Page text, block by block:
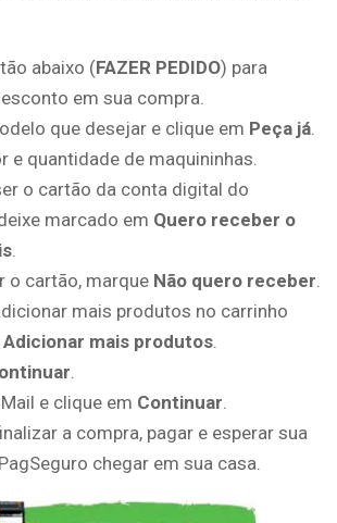
abaixo (FAZER PEDIDO) para
em sua compra.
que desejar e clique em Peça já
e quantidade de maquininhas.
o cartão da conta digital do
marcado em Quero receber o
o cartão, marque Não quero receber
mais produtos no carrinho
Adicionar mais produtos
e clique em Continuar
a compra, pagar e esperar sua
chegar em sua casa.